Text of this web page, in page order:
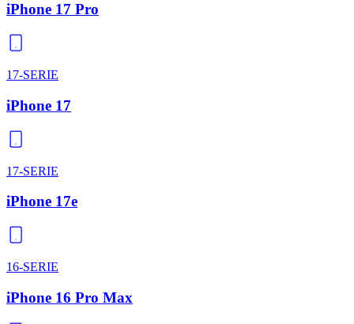
iPhone 17 Pro
17-SERIE
iPhone 17
17-SERIE
iPhone 17e
16-SERIE
iPhone 16 Pro Max